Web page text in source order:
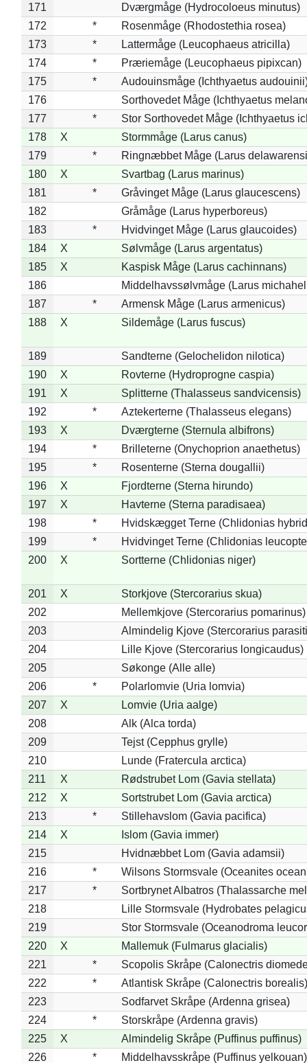
171
Dværgmåge (Hydrocoloeus minutus)
172
*
Rosenmåge (Rhodostethia rosea)
173
*
Lattermåge (Leucophaeus atricilla)
174
*
Præriemåge (Leucophaeus pipixcan)
175
*
Audouinsmåge (Ichthyaetus
176
Sorthovedet Måge (Ichthyaetus
177
*
Stor Sorthovedet Måge (Ichthyaetus
178
X
Stormmåge (Larus canus)
179
*
Ringnæbbet Måge (Larus
180
X
Svartbag (Larus marinus)
181
*
Gråvinget Måge (Larus glaucescens)
182
Gråmåge (Larus hyperboreus)
183
*
Hvidvinget Måge (Larus glaucoides)
184
X
Sølvmåge (Larus argentatus)
185
X
Kaspisk Måge (Larus cachinnans)
186
Middelhavssølvmåge (Larus
187
*
Armensk Måge (Larus armenicus)
188
X Sildemåge (Larus fuscus)
189
Sandterne (Gelochelidon nilotica)
190
X
Rovterne (Hydroprogne caspia)
191
X
Splitterne (Thalasseus sandvicensis)
192
*
Aztekerterne (Thalasseus elegans)
193
X
Dværgterne (Sternula albifrons)
194
*
Brilleterne (Onychoprion anaethetus)
195
*
Rosenterne (Sterna dougallii)
196
X
Fjordterne (Sterna hirundo)
197
X
Havterne (Sterna paradisaea)
198
*
Hvidskægget Terne (Chlidonias
199
*
Hvidvinget Terne (Chlidonias
200
X Sortterne (Chlidonias niger)
201 X
Storkjove (Stercorarius skua)
202
Mellemkjove (Stercorarius pomarinus)
203
Almindelig Kjove (Stercorarius
204
Lille Kjove (Stercorarius longicaudus)
205
Søkonge (Alle alle)
206
*
Polarlomvie (Uria lomvia)
207
X
Lomvie (Uria aalge)
208
Alk (Alca torda)
209
Tejst (Cepphus grylle)
210
Lunde (Fratercula arctica)
211
X
Rødstrubet Lom (Gavia stellata)
212
X
Sortstrubet Lom (Gavia arctica)
213
*
Stillehavslom (Gavia pacifica)
214
X
Islom (Gavia immer)
215
Hvidnæbbet Lom (Gavia adamsii)
216
*
Wilsons Stormsvale (Oceanites
217
*
Sortbrynet Albatros (Thalassarche
218
Lille Stormsvale (Hydrobates
219
Stor Stormsvale (Oceanodroma
220
X
Mallemuk (Fulmarus glacialis)
221
*
Scopolis Skråpe (Calonectris
222
*
Atlantisk Skråpe (Calonectris borealis)
223
Sodfarvet Skråpe (Ardenna grisea)
224
*
Storskråpe (Ardenna gravis)
225
X
Almindelig Skråpe (Puffinus puffinus)
226
* Middelhavsskråpe (Puffinus yelkouan)